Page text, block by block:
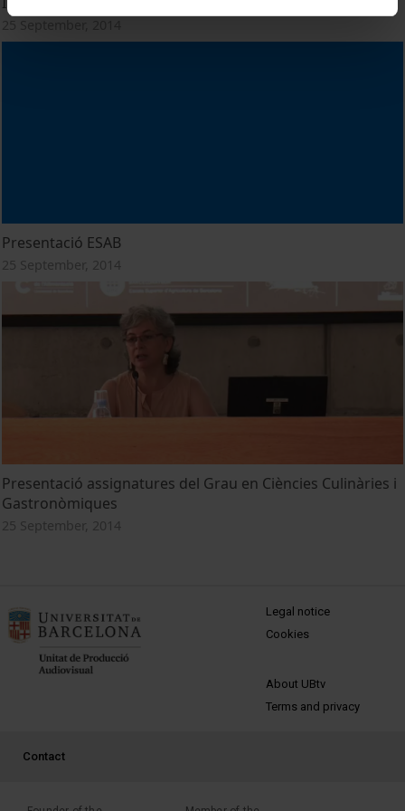
Presentació ESAB
25 September, 2014
Presentació assignatures del Grau en Ciències Culinàries i
Gastronòmiques
25 September, 2014
MENÚ PEU 1
Legal notice
Cookies
PEU 2
About UBtv
Terms and privacy
PEU 3
Contact